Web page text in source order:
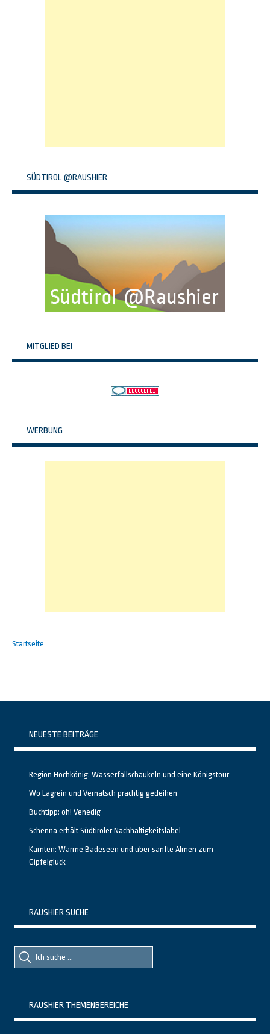
SÜDTIROL @RAUSHIER
MITGLIED BEI
WERBUNG
Startseite
NEUESTE BEITRÄGE
Region Hochkönig: Wasserfallschaukeln und eine Königstour
Wo Lagrein und Vernatsch prächtig gedeihen
Buchtipp: oh! Venedig
Schenna erhält Südtiroler Nachhaltigkeitslabel
Kärnten: Warme Badeseen und über sanfte Almen zum
Gipfelglück
RAUSHIER SUCHE
Suche
nach::
Suche
nach:
RAUSHIER THEMENBEREICHE